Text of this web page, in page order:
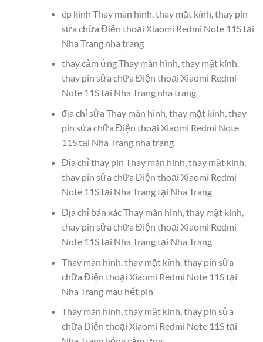
ép kính Thay màn hình, thay mặt kính, thay pin
sửa chữa Điện thoại Xiaomi Redmi Note 11S tại
Nha Trang nha trang
thay cảm ứng Thay màn hình, thay mặt kính,
thay pin sửa chữa Điện thoại Xiaomi Redmi
Note 11S tại Nha Trang nha trang
địa chỉ sửa Thay màn hình, thay mặt kính, thay
pin sửa chữa Điện thoại Xiaomi Redmi Note
11S tại Nha Trang nha trang
Địa chỉ thay pin Thay màn hình, thay mặt kính,
thay pin sửa chữa Điện thoại Xiaomi Redmi
Note 11S tại Nha Trang tại Nha Trang
Địa chỉ bán xác Thay màn hình, thay mặt kính,
thay pin sửa chữa Điện thoại Xiaomi Redmi
Note 11S tại Nha Trang tại Nha Trang
Thay màn hình, thay mặt kính, thay pin sửa
chữa Điện thoại Xiaomi Redmi Note 11S tại
Nha Trang mau hết pin
Thay màn hình, thay mặt kính, thay pin sửa
chữa Điện thoại Xiaomi Redmi Note 11S tại